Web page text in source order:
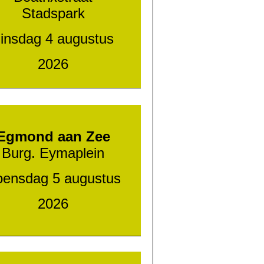
Stadspark
4augustus
2026
aan Zee
Burg. Eymaplein
5 augustus
2026